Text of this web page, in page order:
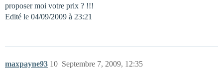
proposer moi votre prix ? !!!
Edité le 04/09/2009 à 23:21
maxpayne93 Septembre 7, 2009, 12:35
10